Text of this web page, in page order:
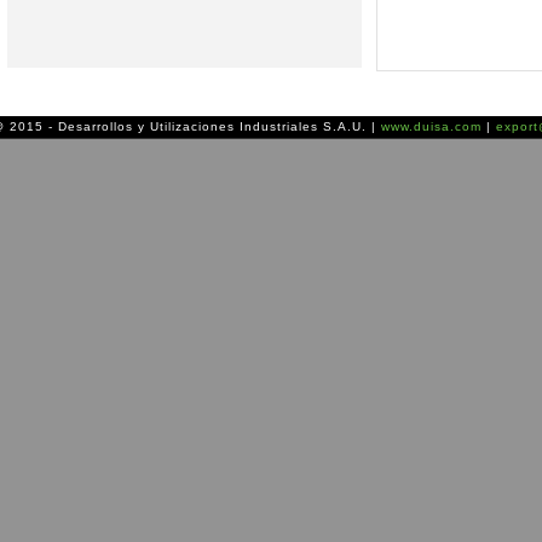
2015 - Desarrollos y Utilizaciones Industriales S.A.U. | www.duisa.com |